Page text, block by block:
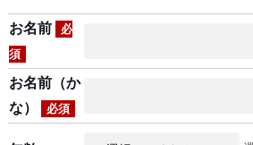
お名前
必
須
お名前（か
な）
必須